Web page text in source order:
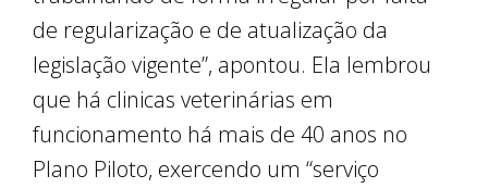
de regularização e de atualização da
legislação vigente”, apontou. Ela lembrou
que há clinicas veterinárias em
funcionamento há mais de 40 anos no
Plano Piloto, exercendo um “serviço